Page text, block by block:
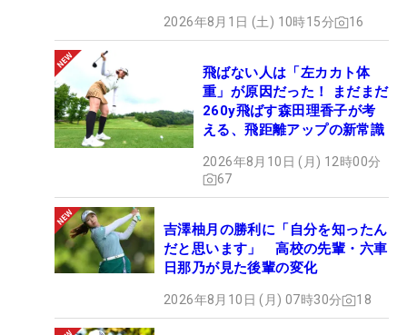
2026年8月1日 (土) 10時15分 16
飛ばない人は「左カカト体
重」が原因だった！ まだまだ
260y飛ばす森田理香子が考
える、飛距離アップの新常識
2026年8月10日 (月) 12時00分
67
吉澤柚月の勝利に「自分を知ったん
だと思います」 高校の先輩・六車
日那乃が見た後輩の変化
2026年8月10日 (月) 07時30分 18